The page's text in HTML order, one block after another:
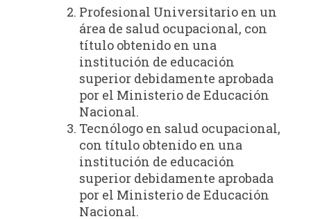
Profesional Universitario en un
área de salud ocupacional, con
título obtenido en una
institución de educación
superior debidamente aprobada
por el Ministerio de Educación
Nacional.
Tecnólogo en salud ocupacional,
con título obtenido en una
institución de educación
superior debidamente aprobada
por el Ministerio de Educación
Nacional.